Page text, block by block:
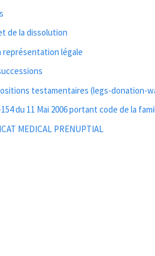
de la dissolution
représentation légale
testamentaires (legs-donation-
du 11 Mai 2006 portant code de la
MEDICAL PRENUPTIAL